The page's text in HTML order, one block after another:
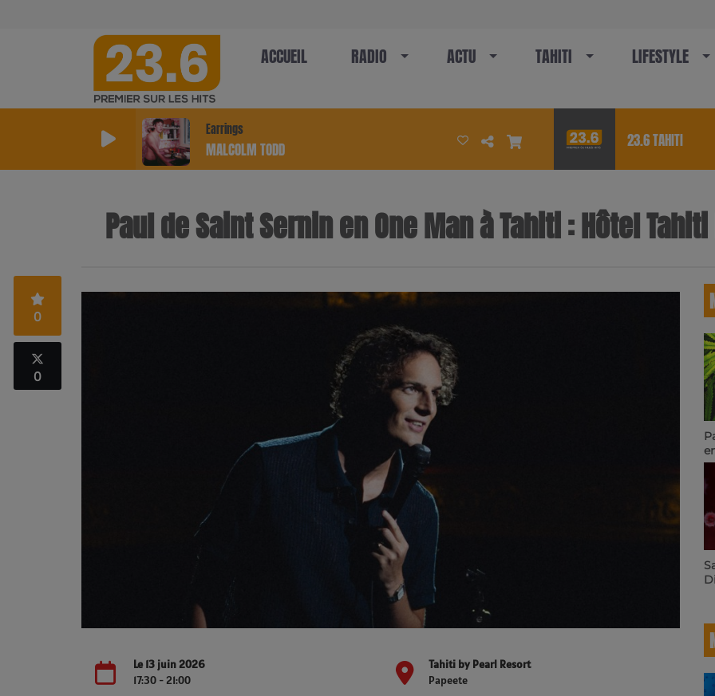
ACCUEIL RADIO ACTU TAHITI LIFESTYLE
Earrings
MALCOLM TODD 23.6 TAHITI
Paul de Saint Sernin en One Man à Tahiti : Hôtel
0
0
Le 13 juin 2026
17:30 - 21:00
Tahiti by Pearl Resort
Papeete
en
23.6